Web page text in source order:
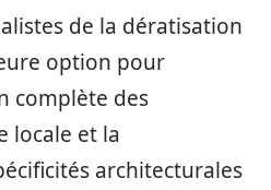
de la dératisation
option pour
complète des
locale et la
architecturales